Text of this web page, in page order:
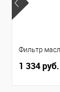
Фильтр
1 334 руб.